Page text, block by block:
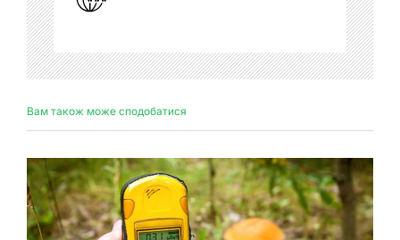
Вам також може сподобатися